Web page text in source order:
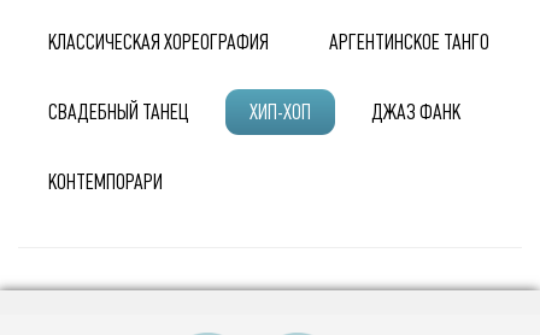
КЛАССИЧЕСКАЯ ХОРЕОГРАФИЯ АРГЕНТИНСКОЕ ТАНГО
СВАДЕБНЫЙ ТАНЕЦ ХИП-ХОП ДЖАЗ ФАНК
КОНТЕМПОРАРИ